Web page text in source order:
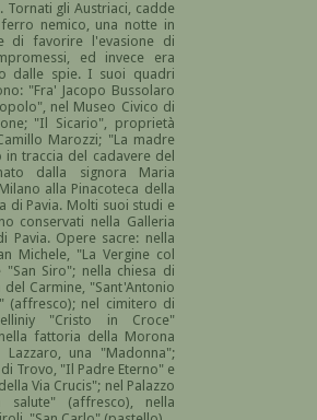
Tornati gli Austriaci, cadde
nemico, una notte in
di favorire l'evasione di
ed invece era
dalle spie. I suoi quadri
"Fra' Jacopo Bussolaro
nel Museo Civico di
"Il Sicario", proprietà
Marozzi; "La madre
in traccia del cadavere del
dalla signora Maria
alla Pinacoteca della
di Pavia. Molti suoi studi e
conservati nella Galleria
Pavia. Opere sacre: nella
Michele, "La Vergine col
"San Siro"; nella chiesa di
del Carmine, "Sant'Antonio
(affresco); nel cimitero di
"Cristo in Croce"
fattoria della Morona
Lazzaro, una "Madonna";
Trovo, "Il Padre Eterno" e
Via Crucis"; nel Palazzo
salute" (affresco), nella